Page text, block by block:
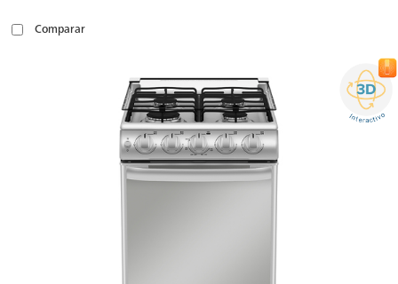
Comparar